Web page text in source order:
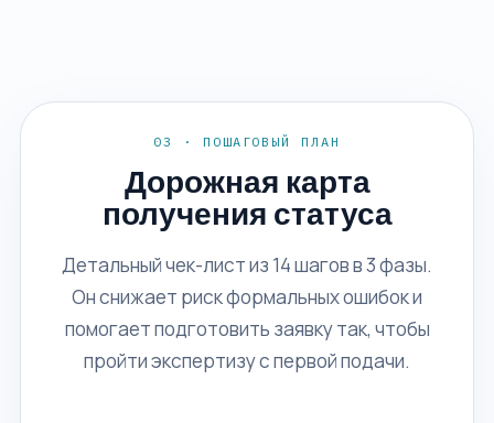
03 · ПОШАГОВЫЙ ПЛАН
Дорожная карта
получения статуса
Детальный чек-лист из 14 шагов в 3 фазы.
Он снижает риск формальных ошибок и
помогает подготовить заявку так, чтобы
пройти экспертизу с первой подачи.